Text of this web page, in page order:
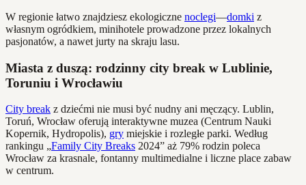
W regionie łatwo znajdziesz ekologiczne noclegi—domki z
własnym ogródkiem, minihotele prowadzone przez lokalnych
pasjonatów, a nawet jurty na skraju lasu.
Miasta z duszą: rodzinny city break w Lublinie,
Toruniu i Wrocławiu
City break z dziećmi nie musi być nudny ani męczący. Lublin,
Toruń, Wrocław oferują interaktywne muzea (Centrum Nauki
Kopernik, Hydropolis), gry miejskie i rozległe parki. Według
rankingu „Family City Breaks 2024” aż 79% rodzin poleca
Wrocław za krasnale, fontanny multimedialne i liczne place zabaw
w centrum.